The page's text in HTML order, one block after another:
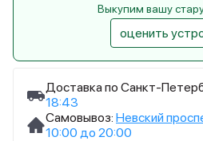
Доставка по Санкт-
18:43
Самовывоз: Невский
10:00 до 20:00
Выкупим вашу
оценить